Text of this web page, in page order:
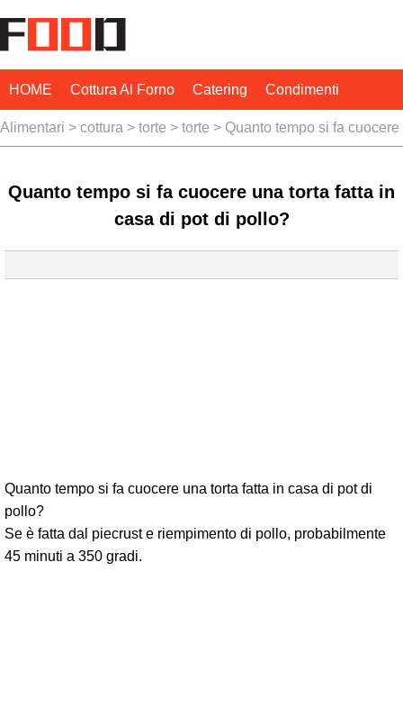
HOME Cottura Al Forno Catering Condimenti
Attrezzi Da Cucina Misure Di Cucina Cucinare I Grassi
Alimentari > cottura
forno
> torte > torte > Quanto tempo si fa cuocere
pollo?
Quanto tempo si fa cuocere una torta fatta in
casa di pot di pollo?
Quanto tempo si fa cuocere una torta fatta in casa di pot di
pollo?
Se è fatta dal piecrust e riempimento di pollo, probabilmente
45 minuti a 350 gradi.